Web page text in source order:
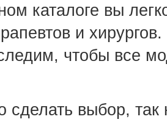
каталоге вы
и
чтобы все
сделать выбор, так